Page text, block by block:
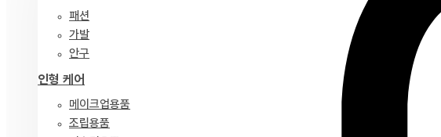
패션
가발
안구
인형 케어
메이크업용품
조립용품